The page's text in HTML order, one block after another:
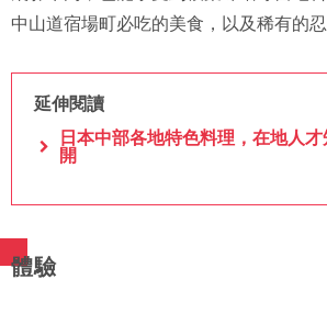
中山道宿場町必吃的美食，以及稀有的忍
延伸閱讀
日本中部各地特色料理，在地人
開
體驗